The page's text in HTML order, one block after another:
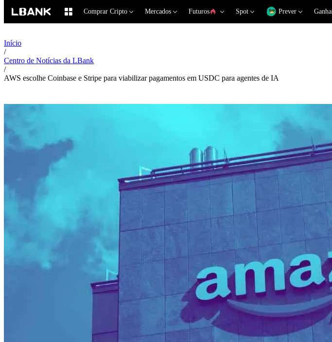
Comprar Cripto Mercados Futuros Spot Prever
Início
/
Centro de Notícias da LBank
/
AWS escolhe Coinbase e Stripe para viabilizar pagamentos em USDC para agentes de IA